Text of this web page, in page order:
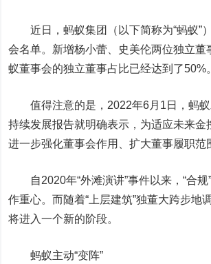
近日，蚂蚁集团 （以下简称为“蚂蚁”
会名单。新增杨小蕾、史美伦两位独立董
蚁董事会的独立董事占比已经达到了50%。
值得注意的是，2022年6月1日，蚂蚁
持续发展报告就明确表示，为适应未来金
进一步强化董事会作用、扩大董事履职范
自2020年“外滩演讲”事件以来，“合规
作重心。而随着“上层建筑”独董大跨步地
将进入一个新的阶段。
蚂蚁主动“变阵”